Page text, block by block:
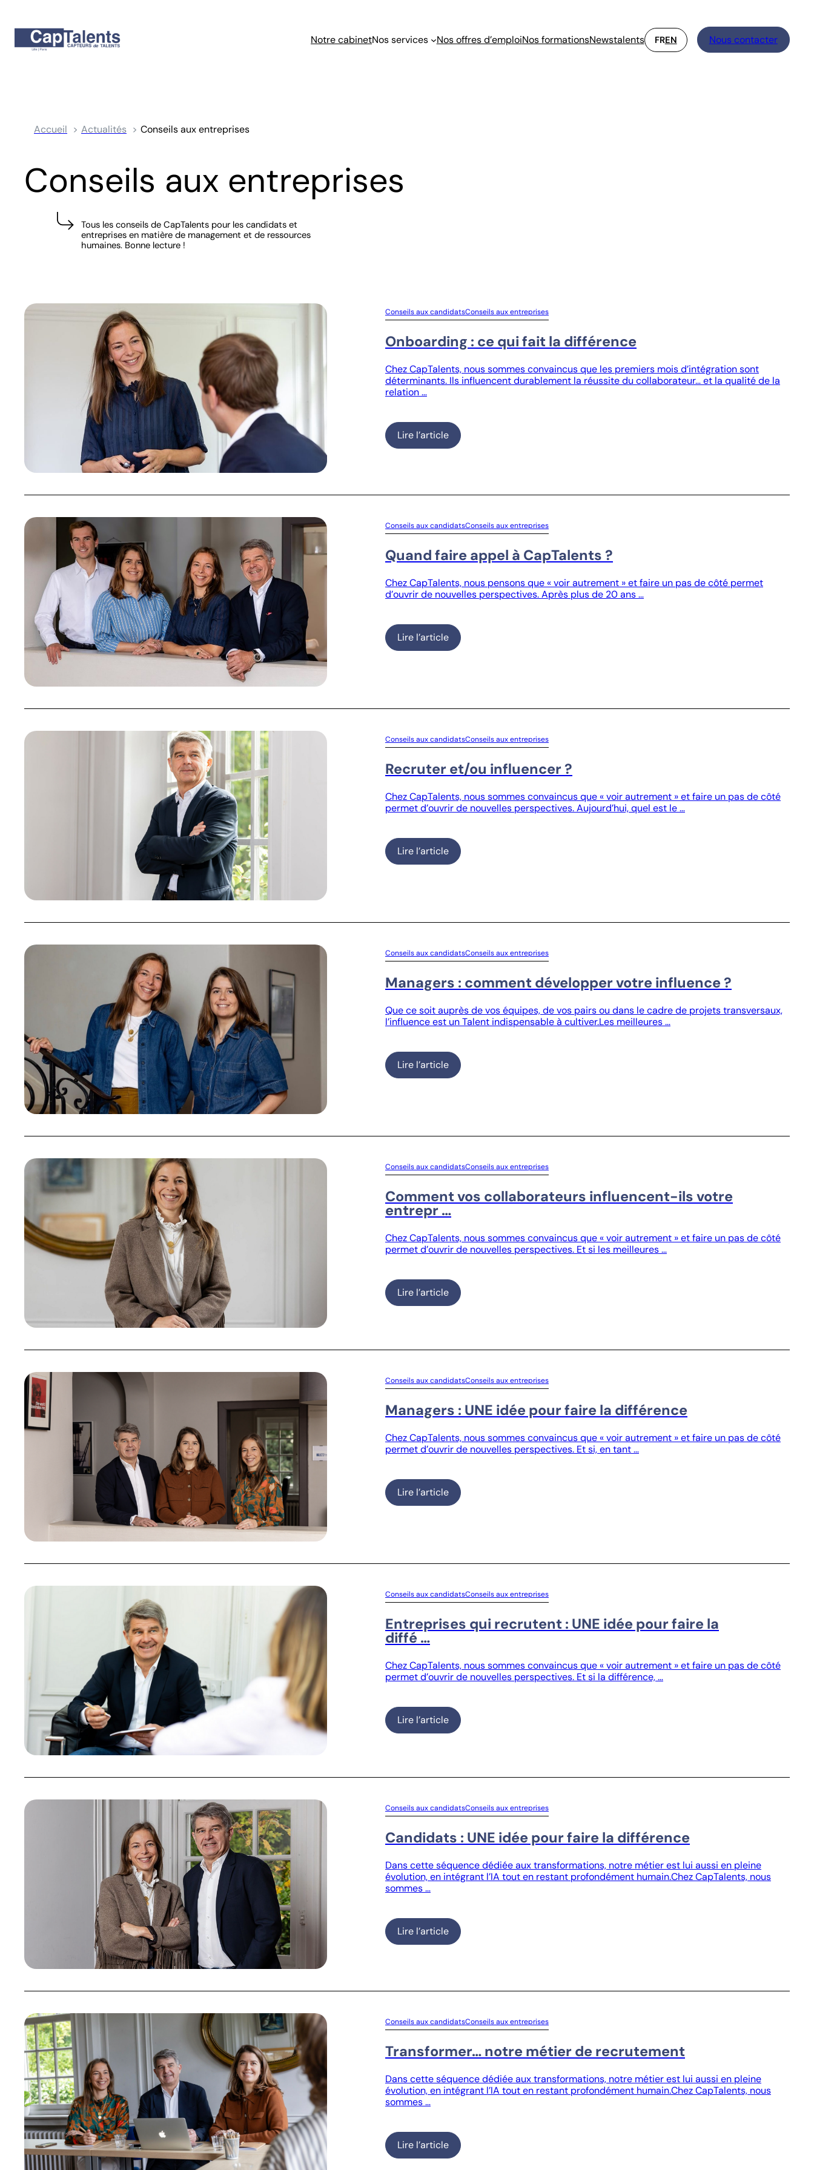
Notre cabinetNos services Nos offres d’emploiNos formationsNewstalents FREN Nous contacter
Accueil Actualités Conseils aux entreprises
Conseils aux entreprises
Tous les conseils de CapTalents pour les candidats et
entreprises en matière de management et de ressources
humaines. Bonne lecture !
Conseils aux candidatsConseils aux entreprises
Onboarding : ce qui fait la différence
Chez CapTalents, nous sommes convaincus que les premiers mois d’intégration sont
déterminants. Ils influencent durablement la réussite du collaborateur… et la qualité de la
relation …
Lire l’article
Conseils aux candidatsConseils aux entreprises
Quand faire appel à CapTalents ?
Chez CapTalents, nous pensons que « voir autrement » et faire un pas de côté permet
d’ouvrir de nouvelles perspectives. Après plus de 20 ans …
Lire l’article
Conseils aux candidatsConseils aux entreprises
Recruter et/ou influencer ?
Chez CapTalents, nous sommes convaincus que « voir autrement » et faire un pas de côté
permet d’ouvrir de nouvelles perspectives. Aujourd’hui, quel est le …
Lire l’article
Conseils aux candidatsConseils aux entreprises
Managers : comment développer votre influence ?
Que ce soit auprès de vos équipes, de vos pairs ou dans le cadre de projets transversaux,
l’influence est un Talent indispensable à cultiver.Les meilleures …
Lire l’article
Conseils aux candidatsConseils aux entreprises
Comment vos collaborateurs influencent-ils votre
entrepr …
Chez CapTalents, nous sommes convaincus que « voir autrement » et faire un pas de côté
permet d’ouvrir de nouvelles perspectives. Et si les meilleures …
Lire l’article
Conseils aux candidatsConseils aux entreprises
Managers : UNE idée pour faire la différence
Chez CapTalents, nous sommes convaincus que « voir autrement » et faire un pas de côté
permet d’ouvrir de nouvelles perspectives. Et si, en tant …
Lire l’article
Conseils aux candidatsConseils aux entreprises
Entreprises qui recrutent : UNE idée pour faire la
diffé …
Chez CapTalents, nous sommes convaincus que « voir autrement » et faire un pas de côté
permet d’ouvrir de nouvelles perspectives. Et si la différence, …
Lire l’article
Conseils aux candidatsConseils aux entreprises
Candidats : UNE idée pour faire la différence
Dans cette séquence dédiée aux transformations, notre métier est lui aussi en pleine
évolution, en intégrant l’IA tout en restant profondément humain.Chez CapTalents, nous
sommes …
Lire l’article
Conseils aux candidatsConseils aux entreprises
Transformer… notre métier de recrutement
Dans cette séquence dédiée aux transformations, notre métier est lui aussi en pleine
évolution, en intégrant l’IA tout en restant profondément humain.Chez CapTalents, nous
sommes …
Lire l’article